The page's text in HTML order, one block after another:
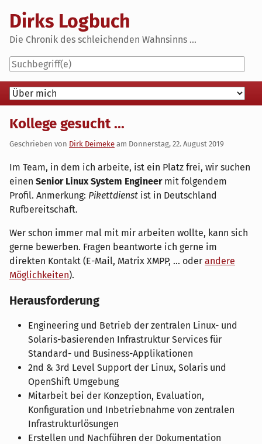
content
Dirks Logbuch
Die Chronik des schleichenden Wahnsinns ...
Navigation
Kollege gesucht ...
Geschrieben von Dirk Deimeke am Donnerstag, 22. August 2019
Im Team, in dem ich arbeite, ist ein Platz frei, wir suchen
einen Senior Linux System Engineermit folgendem
Profil. Anmerkung: Pikettdienst ist in Deutschland
Rufbereitschaft.
Wer schon immer mal mit mir arbeiten wollte, kann sich
gerne bewerben. Fragen beantworte ich gerne im
direkten Kontakt (E-Mail, Matrix XMPP, ... oder andere
Möglichkeiten).
Herausforderung
Engineering und Betrieb der zentralen Linux- und
Solaris-basierenden Infrastruktur Services für
Standard- und Business-Applikationen
2nd & 3rd Level Support der Linux, Solaris und
OpenShift Umgebung
Mitarbeit bei der Konzeption, Evaluation,
Konfiguration und Inbetriebnahme von zentralen
Infrastrukturlösungen
Erstellen und Nachführen der Dokumentation